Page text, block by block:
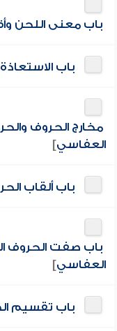
باب معنى اللحن
باب
مخارج الحروف
العفاسي]
باب ألقاب
باب صفت الحروف
العفاسي]
باب تقسيم